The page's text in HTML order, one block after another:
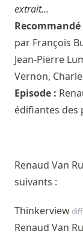
extrait...
Recommandé
par François
Jean-Pierre
Vernon,
Episode :
édifiantes des
Renaud Van
suivants :
Thinkerview
Renaud Van